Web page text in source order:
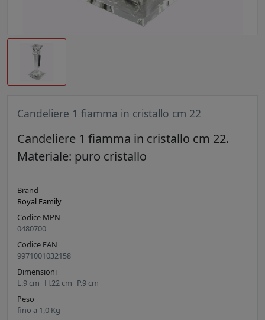
Candeliere 1 fiamma in cristallo cm 22
Candeliere 1 fiamma in cristallo cm 22.
Materiale: puro cristallo
Brand
Royal Family
Codice MPN
0480700
Codice EAN
9971001032158
Dimensioni
L.9 cm H.22 cm P.9 cm
Peso
fino a 1,0 Kg